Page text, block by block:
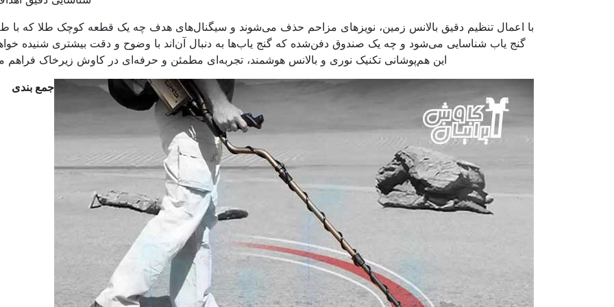
با اعمال تنظیم دقیق بالانس زمین، نویزهای مزاحم حذف می‌شوند و سیگنال‌های هدف چه یک قطعه کوچک طلا که با
گنج یاب شناسایی می‌شود و چه یک صندوق دفن‌شده که گنج یاب‌ها به دنبال آن‌اند با وضوح و دقت بیشتری شنیده
این هم‌پوشانی تکنیک نوری و بالانس هوشمند، تجربه‌ای مطمئن و حرفه‌ای در کاوش زیرخاک فراهم
جمع بندی